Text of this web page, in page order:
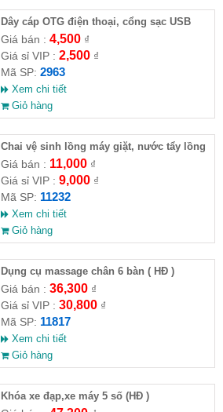
Dây cáp OTG điện thoại, cổng sạc USB
Giá bán : 4,500₫
Giá sỉ VIP : 2,500₫
Mã SP: 2963
Xem chi tiết
Giỏ hàng
Chai vệ sinh lồng máy giặt, nước tẩy lồng
máy giặt CLEANING FLUID
Giá bán : 11,000₫
Giá sỉ VIP : 9,000₫
Mã SP: 11232
Xem chi tiết
Giỏ hàng
Dụng cụ massage chân 6 bàn ( HĐ )
Giá bán : 36,300₫
Giá sỉ VIP : 30,800₫
Mã SP: 11817
Xem chi tiết
Giỏ hàng
Khóa xe đạp,xe máy 5 số (HĐ )